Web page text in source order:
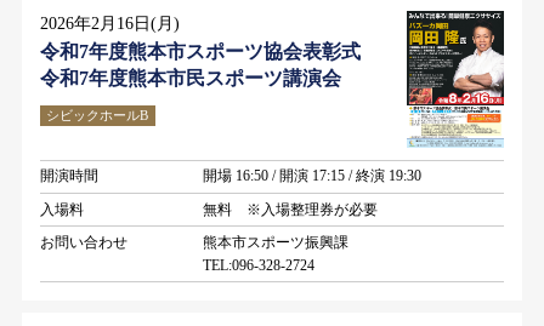
2026年2月16日(月)
令和7年度熊本市スポーツ協会表彰式
令和7年度熊本市民スポーツ講演会
シビックホールB
開演時間
開場 16:50 / 開演 17:15 / 終演 19:30
入場料
無料 ※入場整理券が必要
お問い合わせ
熊本市スポーツ振興課
TEL:096-328-2724